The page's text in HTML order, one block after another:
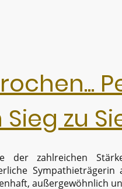
zu
der zahlreichen
Sympathieträgerin
außergewöhnlich